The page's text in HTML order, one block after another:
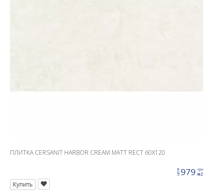
ПЛИТКА CERSANIT HARBOR CREAM MATT RECT 60X120
цена979 грн
м2
Купить